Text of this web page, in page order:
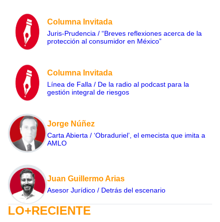
Columna Invitada
Juris-Prudencia / “Breves reflexiones acerca de la
protección al consumidor en México”
Columna Invitada
Línea de Falla / De la radio al podcast para la
gestión integral de riesgos
Jorge Núñez
Carta Abierta / ‘Obraduriel’, el emecista que imita a
AMLO
Juan Guillermo Arias
Asesor Jurídico / Detrás del escenario
LO+RECIENTE